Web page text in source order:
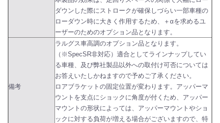
ダウンした際にストロークが確保しづらい一部車種の
ローダウン時に大きく作用するため、＋αを求めるユ
ーザーのためのオプション品となります。
備考
ラルグス車高調のオプション品となります。
（※SpecSR非対応）適合としてラインナップしてい
る車種、及び弊社製品以外への取付け可否については
お答えいたしかねますので予めご了承ください。
ロアブラケットの固定位置が変わります。アッパーマ
ウントを支点にショックに角度が付くため、アッパー
マウントの形状によっては、アッパーマウントやショ
ックに対する負荷が増える場合がございますので、特